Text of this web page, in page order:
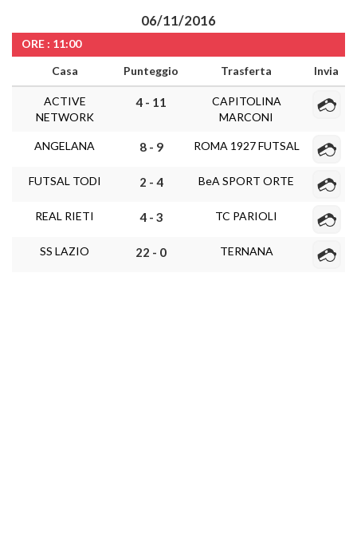
06/11/2016
ORE : 11:00
Casa
Punteggio Trasferta Invia
ACTIVE
NETWORK
4 - 11
CAPITOLINA
MARCONI
ANGELANA 8 - 9 ROMA 1927 FUTSAL
FUTSAL TODI 2 - 4 BeA SPORT ORTE
REAL RIETI 4 - 3 TC PARIOLI
SS LAZIO 22 - 0 TERNANA